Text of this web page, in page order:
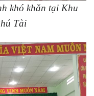
khó khăn tại Khu
Tài